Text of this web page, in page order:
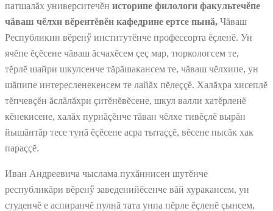
патшалăх университечĕн историпе филологи факультечĕпе
чăваш чĕлхи вĕрентĕвĕн кафедрине ертсе пынă, Чăваш
Республикин вĕренӳ институтĕнче профессорта ĕçленĕ. Ун
ячĕпе ĕçĕсене чăваш ăсчахĕсем çеç мар, тюркологсем те,
тĕрлĕ шайри шкулсенче тăрăшакансем те, чăваш чĕлхипе, ун
шăпипе интересленекенсем те лайăх пĕлеççĕ. Халăхра хисеплĕ
тĕпчевçĕн ăслăлăхри çитĕнĕвĕсене, шкул валли хатĕрленĕ
кĕнекисене, халăх пурнăçĕнче тăван чĕлхе тивĕçлĕ вырăн
йышăнтăр тесе тунă ĕçĕсене асра тытаççĕ, вĕсене пысăк хак
параççĕ.
Иван Андреевича чыслама пухăннисен шутĕнче
республикăри вĕренӳ заведенийĕсенче вăй хуракансем, ун
студенчĕ е аспиранчĕ пулнă тата унпа пĕрле ĕçленĕ çынсем,